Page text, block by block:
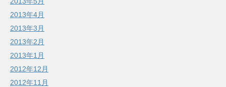
2013年4月
2013年3月
2013年2月
2013年1月
2012年12月
2012年11月